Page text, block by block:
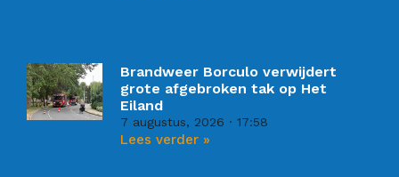
Brandweer Borculo verwijdert
grote afgebroken tak op Het
Eiland
7 augustus, 2026 17:58
Lees verder »